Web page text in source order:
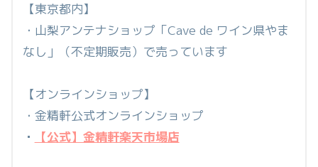
【東京都内】
・山梨アンテナショップ「Cave de ワイン県やま
なし」（不定期販売）で売っています
【オンラインショップ】
・金精軒公式オンラインショップ
・
【公式】金精軒楽天市場店